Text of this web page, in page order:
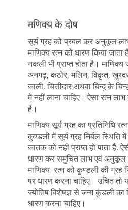
मणिक्य के दोष
सूर्य ग्रह को प्रबल कर अनुकूल लाभ
माणिक्य रत्न को धारण किया
नकली भी प्राप्त होता है।
अनगढ़, कठोर, मलिन, विकृत,
जाली, चित्तीदार अथवा बिन्दु के
में नहीं लाना चाहिए। ऐसा रत्न
है।
माणिक्य सूर्य ग्रह का प्रतिनिधि
कुण्डली में सूर्य ग्रह निर्बल स्थिति
जातक को नहीं प्राप्त हो पाता है,
धारण कर समुचित लाभ एवं अनुकूल
माणिक्य रत्न को कुण्डली की ग्रह
पर धारण करना चाहिए। उचित
ज्योतिष विशेषज्ञ से जन्म कुंडली का
धारण करना चाहिए।